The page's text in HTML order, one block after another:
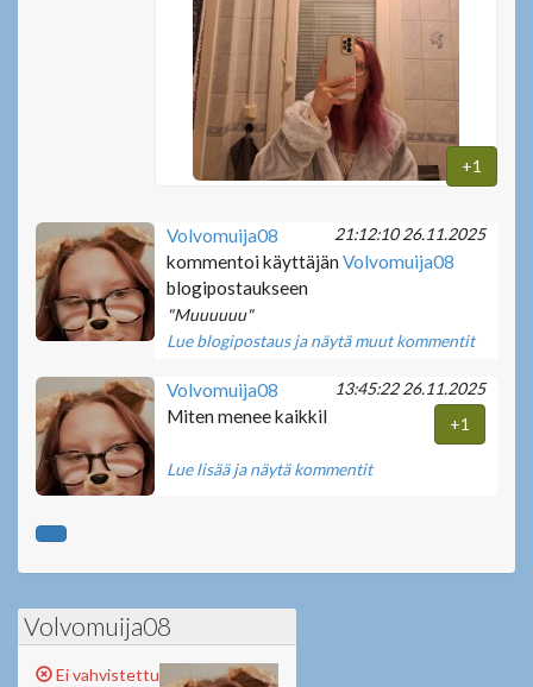
+1
21:12:10 26.11.2025
Volvomuija08
kommentoi käyttäjänVolvomuija08
blogipostaukseen
"Muuuuuu"
Lue blogipostaus ja näytä muut kommentit
13:45:22 26.11.2025
Volvomuija08
Miten menee kaikkil
+1
Lue lisää ja näytä kommentit
Volvomuija08
Ei vahvistettu